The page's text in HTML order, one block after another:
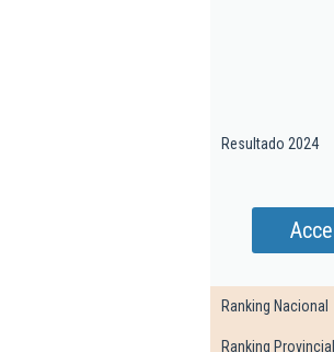
Resultado 2024
Ranking Nacional
Ranking Provincial